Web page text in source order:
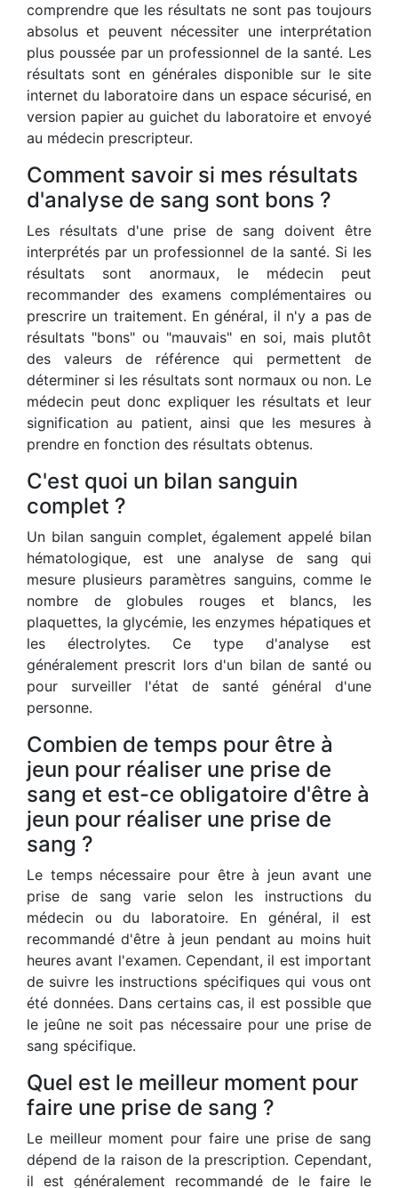
comprendre que les résultats ne sont pas toujours
absolus et peuvent nécessiter une interprétation
plus poussée par un professionnel de la santé. Les
résultats sont en générales disponible sur le site
internet du laboratoire dans un espace sécurisé, en
version papier au guichet du laboratoire et envoyé
au médecin prescripteur.
Comment savoir si mes résultats
d'analyse de sang sont bons ?
Les résultats d'une prise de sang doivent être
interprétés par un professionnel de la santé. Si les
résultats sont anormaux, le médecin peut
recommander des examens complémentaires ou
prescrire un traitement. En général, il n'y a pas de
résultats "bons" ou "mauvais" en soi, mais plutôt
des valeurs de référence qui permettent de
déterminer si les résultats sont normaux ou non. Le
médecin peut donc expliquer les résultats et leur
signification au patient, ainsi que les mesures à
prendre en fonction des résultats obtenus.
C'est quoi un bilan sanguin
complet ?
Un bilan sanguin complet, également appelé bilan
hématologique, est une analyse de sang qui
mesure plusieurs paramètres sanguins, comme le
nombre de globules rouges et blancs, les
plaquettes, la glycémie, les enzymes hépatiques et
les électrolytes. Ce type d'analyse est
généralement prescrit lors d'un bilan de santé ou
pour surveiller l'état de santé général d'une
personne.
Combien de temps pour être à
jeun pour réaliser une prise de
sang et est-ce obligatoire d'être à
jeun pour réaliser une prise de
sang ?
Le temps nécessaire pour être à jeun avant une
prise de sang varie selon les instructions du
médecin ou du laboratoire. En général, il est
recommandé d'être à jeun pendant au moins huit
heures avant l'examen. Cependant, il est important
de suivre les instructions spécifiques qui vous ont
été données. Dans certains cas, il est possible que
le jeûne ne soit pas nécessaire pour une prise de
sang spécifique.
Quel est le meilleur moment pour
faire une prise de sang ?
Le meilleur moment pour faire une prise de sang
dépend de la raison de la prescription. Cependant,
il est généralement recommandé de le faire le